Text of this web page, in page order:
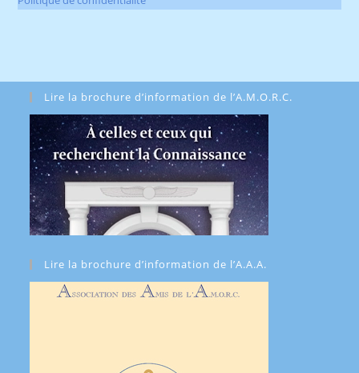
Lire la brochure d’information de l’A.M.O.R.C.
Lire la brochure d’information de l’A.A.A.